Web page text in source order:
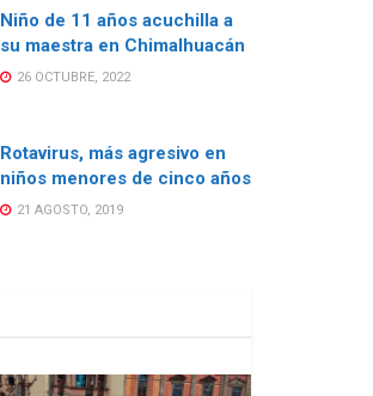
Niño de 11 años acuchilla a
su maestra en Chimalhuacán
26 OCTUBRE, 2022
Rotavirus, más agresivo en
niños menores de cinco años
21 AGOSTO, 2019